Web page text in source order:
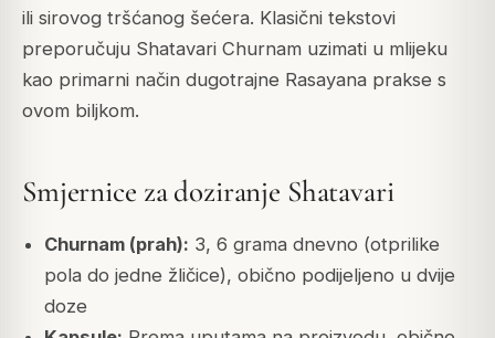
ili sirovog tršćanog šećera. Klasični tekstovi
preporučuju Shatavari Churnam uzimati u mlijeku
kao primarni način dugotrajne Rasayana prakse s
ovom biljkom.
Smjernice za doziranje Shatavari
Churnam (prah): 3, 6 grama dnevno (otprilike
pola do jedne žličice), obično podijeljeno u dvije
doze